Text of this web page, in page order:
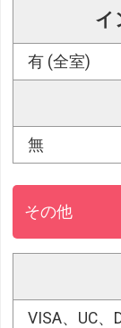
イ
有 (全室)
無
その他
VISA、UC、